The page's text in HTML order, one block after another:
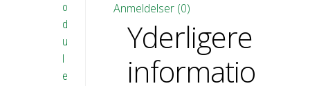
b80
d36
Anmeldelser (0)
Yderligere
informatio
o
d
u
l
e